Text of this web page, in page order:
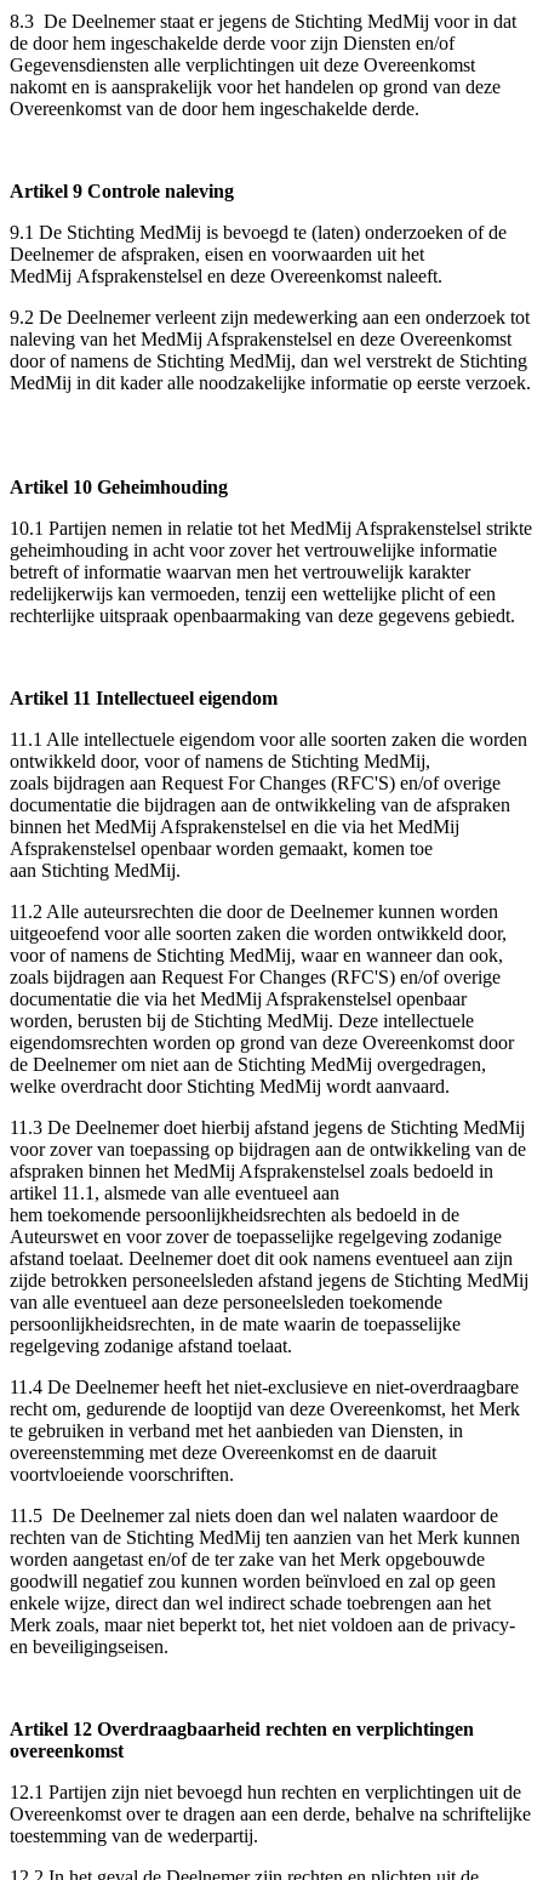
8.3 De Deelnemer staat er jegens de Stichting MedMij voor in dat
de door hem ingeschakelde derde voor zijn Diensten en/of
Gegevensdiensten alle verplichtingen uit deze Overeenkomst
nakomt en is aansprakelijk voor het handelen op grond van deze
Overeenkomst van de door hem ingeschakelde derde.
Artikel 9 Controle naleving
9.1 De Stichting MedMij is bevoegd te (laten) onderzoeken of de
Deelnemer de afspraken, eisen en voorwaarden uit het
MedMij Afsprakenstelsel en deze Overeenkomst naleeft.
9.2 De Deelnemer verleent zijn medewerking aan een onderzoek tot
naleving van het MedMij Afsprakenstelsel en deze Overeenkomst
door of namens de Stichting MedMij, dan wel verstrekt de Stichting
MedMij in dit kader alle noodzakelijke informatie op eerste verzoek.
Artikel 10 Geheimhouding
10.1 Partijen nemen in relatie tot het MedMij Afsprakenstelsel strikte
geheimhouding in acht voor zover het vertrouwelijke informatie
betreft of informatie waarvan men het vertrouwelijk karakter
redelijkerwijs kan vermoeden, tenzij een wettelijke plicht of een
rechterlijke uitspraak openbaarmaking van deze gegevens gebiedt.
Artikel 11 Intellectueel eigendom
11.1 Alle intellectuele eigendom voor alle soorten zaken die worden
ontwikkeld door, voor of namens de Stichting MedMij,
zoals bijdragen aan Request For Changes (RFC'S) en/of overige
documentatie die bijdragen aan de ontwikkeling van de afspraken
binnen het MedMij Afsprakenstelsel en die via het MedMij
Afsprakenstelsel openbaar worden gemaakt, komen toe
aan Stichting MedMij.
11.2 Alle auteursrechten die door de Deelnemer kunnen worden
uitgeoefend voor alle soorten zaken die worden ontwikkeld door,
voor of namens de Stichting MedMij, waar en wanneer dan ook,
zoals bijdragen aan Request For Changes (RFC'S) en/of overige
documentatie die via het MedMij Afsprakenstelsel openbaar
worden, berusten bij de Stichting MedMij. Deze intellectuele
eigendomsrechten worden op grond van deze Overeenkomst door
de Deelnemer om niet aan de Stichting MedMij overgedragen,
welke overdracht door Stichting MedMij wordt aanvaard.
11.3 De Deelnemer doet hierbij afstand jegens de Stichting MedMij
voor zover van toepassing op bijdragen aan de ontwikkeling van de
afspraken binnen het MedMij Afsprakenstelsel zoals bedoeld in
artikel 11.1, alsmede van alle eventueel aan
hem toekomende persoonlijkheidsrechten als bedoeld in de
Auteurswet en voor zover de toepasselijke regelgeving zodanige
afstand toelaat. Deelnemer doet dit ook namens eventueel aan zijn
zijde betrokken personeelsleden afstand jegens de Stichting MedMij
van alle eventueel aan deze personeelsleden toekomende
persoonlijkheidsrechten, in de mate waarin de toepasselijke
regelgeving zodanige afstand toelaat.
11.4 De Deelnemer heeft het niet-exclusieve en niet-overdraagbare
recht om, gedurende de looptijd van deze Overeenkomst, het Merk
te gebruiken in verband met het aanbieden van Diensten, in
overeenstemming met deze Overeenkomst en de daaruit
voortvloeiende voorschriften.
11.5 De Deelnemer zal niets doen dan wel nalaten waardoor de
rechten van de Stichting MedMij ten aanzien van het Merk kunnen
worden aangetast en/of de ter zake van het Merk opgebouwde
goodwill negatief zou kunnen worden beïnvloed en zal op geen
enkele wijze, direct dan wel indirect schade toebrengen aan het
Merk zoals, maar niet beperkt tot, het niet voldoen aan de privacy-
en beveiligingseisen.
Artikel 12 Overdraagbaarheid rechten en verplichtingen
overeenkomst
12.1 Partijen zijn niet bevoegd hun rechten en verplichtingen uit de
Overeenkomst over te dragen aan een derde, behalve na schriftelijke
toestemming van de wederpartij.